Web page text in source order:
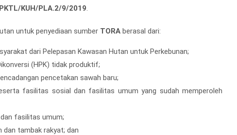
KUH/PLA.2/9/2019.
untuk penyediaan sumber TORA berasal dari:
dari Pelepasan Kawasan Hutan untuk Perkebunan;
(HPK) tidak produktif;
pencetakan sawah baru;
fasilitas sosial dan fasilitas umum yang sudah memperoleh
fasilitas umum;
dan tambak rakyat; dan